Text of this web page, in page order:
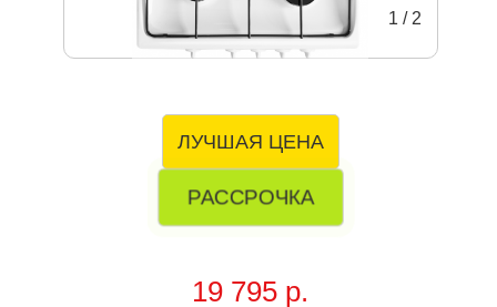
1 / 2
ЛУЧШАЯ ЦЕНА
РАССРОЧКА
19 795 р.